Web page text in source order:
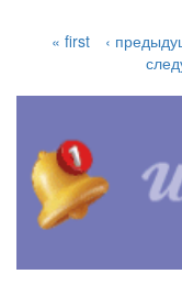
« first ‹